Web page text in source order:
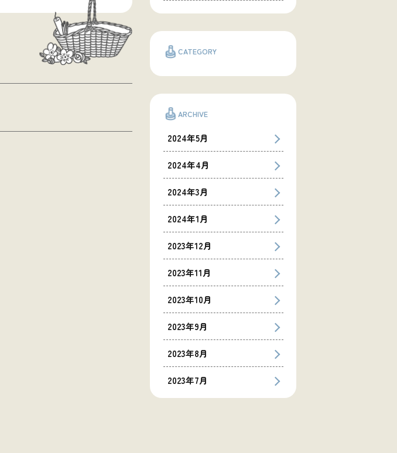
CATEGORY
ARCHIVE
2024年5月
2024年4月
2024年3月
2024年1月
2023年12月
2023年11月
2023年10月
2023年9月
2023年8月
2023年7月